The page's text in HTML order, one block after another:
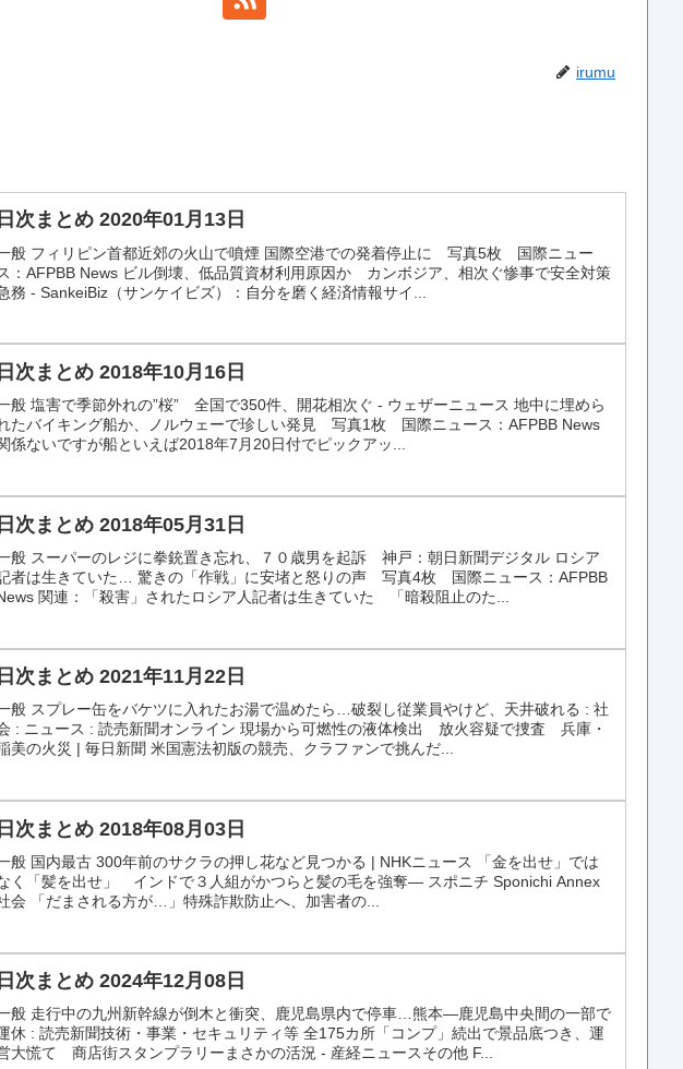
irumu
日次まとめ 2020年01月13日
般 フィリピン首都近郊の火山で噴煙 国際空港での発着停止に 写真5枚 国際ニュー
：AFPBB News ビル倒壊、低品質資材利用原因か カンボジア、相次ぐ惨事で安全対策
務 - SankeiBiz（サンケイビズ）：自分を磨く経済情報サイ...
日次まとめ 2018年10月16日
般 塩害で季節外れの”桜” 全国で350件、開花相次ぐ - ウェザーニュース 地中に埋めら
たバイキング船か、ノルウェーで珍しい発見 写真1枚 国際ニュース：AFPBB News
係ないですが船といえば2018年7月20日付でピックアッ...
日次まとめ 2018年05月31日
般 スーパーのレジに拳銃置き忘れ、７０歳男を起訴 神戸：朝日新聞デジタル ロシア
者は生きていた… 驚きの「作戦」に安堵と怒りの声 写真4枚 国際ニュース：AFPBB
関連：「殺害」されたロシア人記者は生きていた 「暗殺阻止のた...
日次まとめ 2021年11月22日
般 スプレー缶をバケツに入れたお湯で温めたら…破裂し従業員やけど、天井破れる : 社
: ニュース : 読売新聞オンライン 現場から可燃性の液体検出 放火容疑で捜査 兵庫・
美の火災 | 毎日新聞 米国憲法初版の競売、クラファンで挑んだ...
日次まとめ 2018年08月03日
般 国内最古 300年前のサクラの押し花など見つかる | NHKニュース 「金を出せ」では
く「髪を出せ」 インドで３人組がかつらと髪の毛を強奪― スポニチ Sponichi Annex
会 「だまされる方が…」特殊詐欺防止へ、加害者の...
日次まとめ 2024年12月08日
般 走行中の九州新幹線が倒木と衝突、鹿児島県内で停車…熊本―鹿児島中央間の一部で
休 : 読売新聞技術・事業・セキュリティ等 全175カ所「コンプ」続出で景品底つき、運
大慌て 商店街スタンプラリーまさかの活況 - 産経ニュースその他 F...